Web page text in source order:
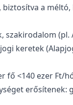
a
szakirodalom (pl.
keretek
fő <140 ezer Ft/
erősítenek: